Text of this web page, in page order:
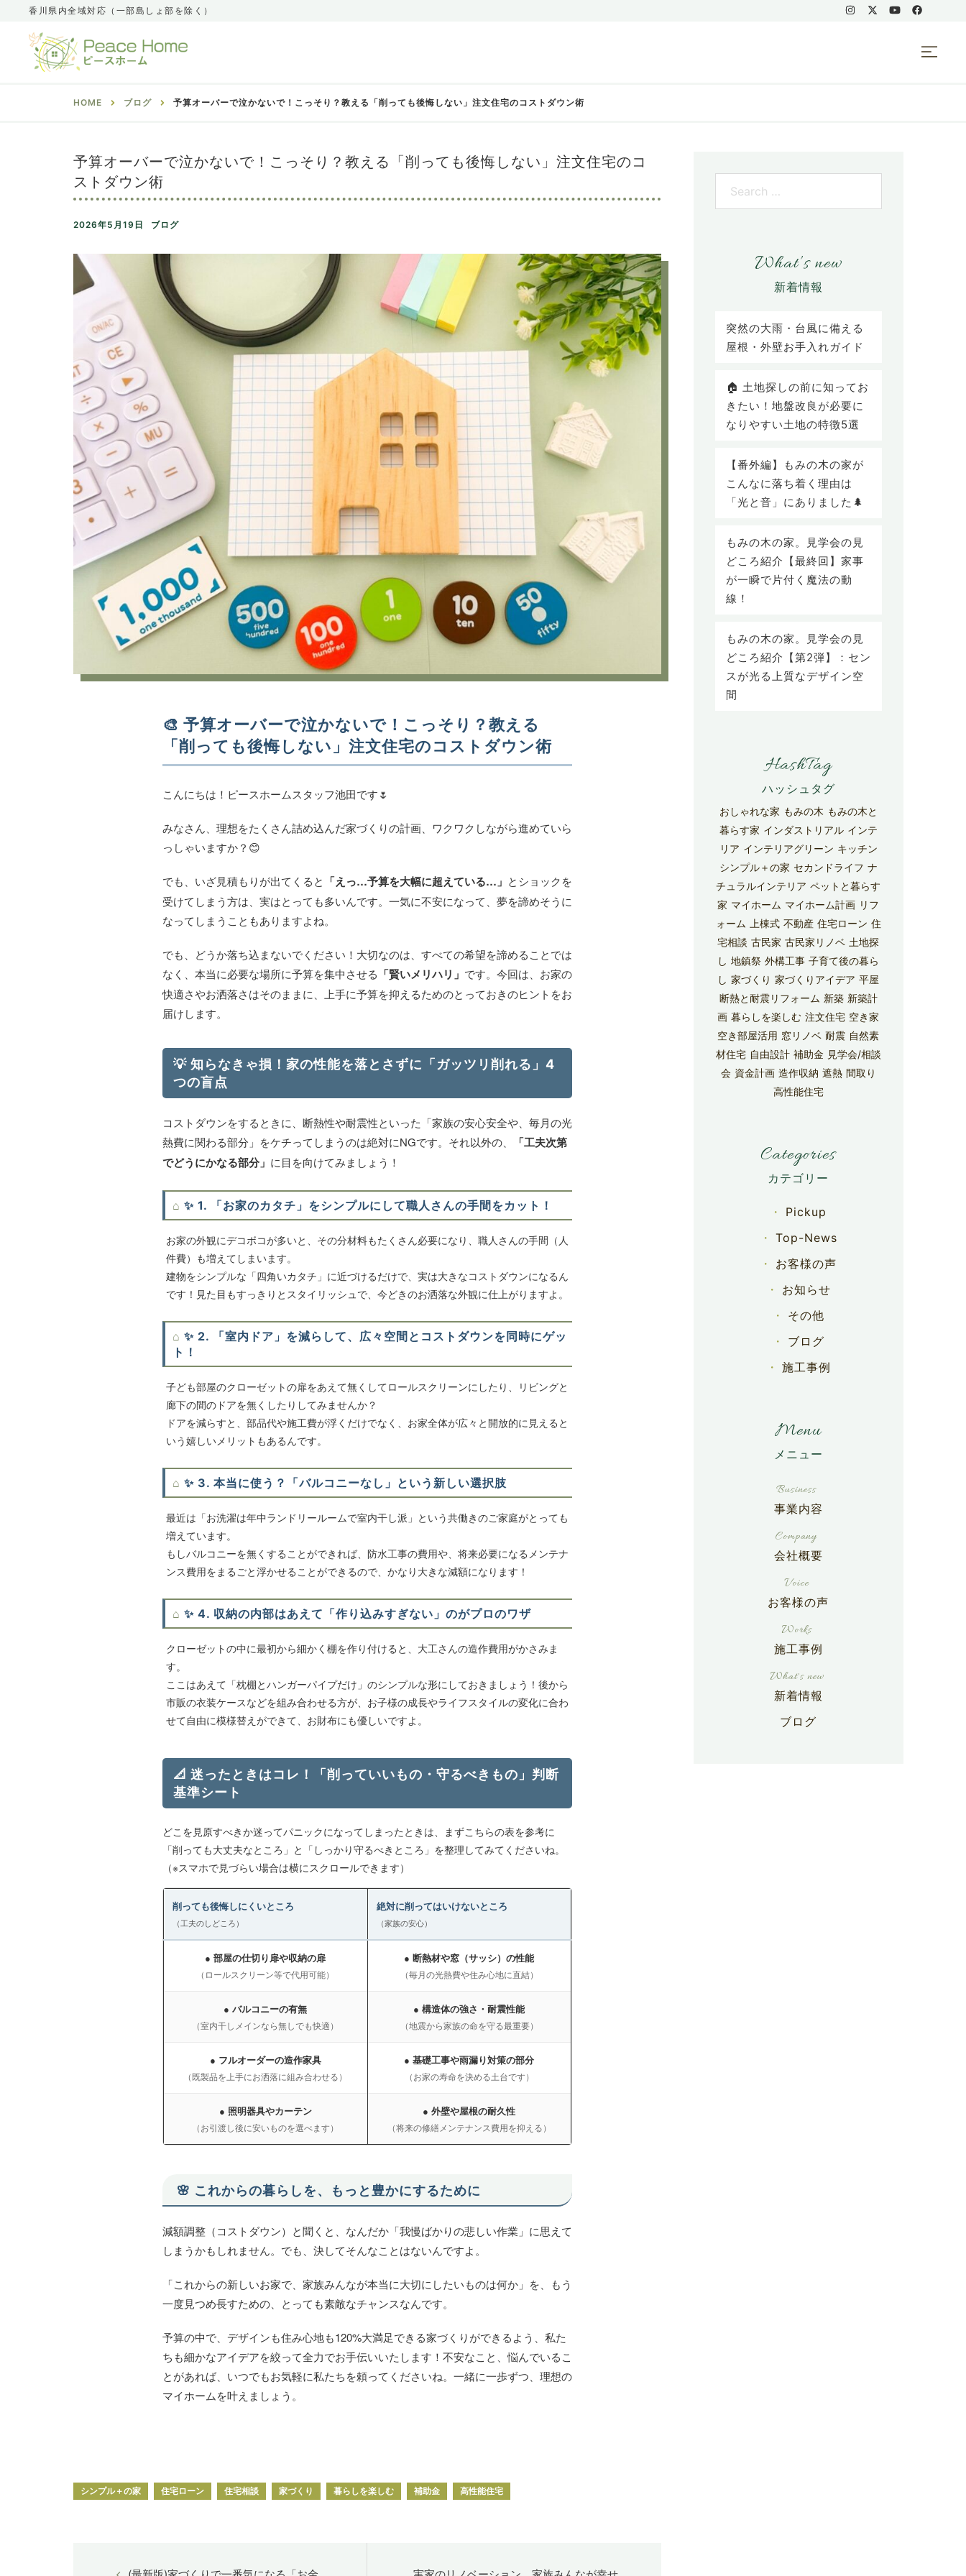
香川県内全域対応（一部島しょ部を除く）
HOME ブログ 予算オーバーで泣かないで！こっそり？教える「削っても後悔しない」注文住宅のコストダウン術
予算オーバーで泣かないで！こっそり？教える「削っても後悔しない」注文住宅のコ
ストダウン術
2026年5月19日 ブログ
🎨 予算オーバーで泣かないで！こっそり？教える
「削っても後悔しない」注文住宅のコストダウン術
こんにちは！ピースホームスタッフ池田です🌷
みなさん、理想をたくさん詰め込んだ家づくりの計画、ワクワクしながら進めていら
っしゃいますか？😊
でも、いざ見積もりが出てくると 「えっ…予算を大幅に超えている…」 とショックを
受けてしまう方は、実はとっても多いんです。一気に不安になって、夢を諦めそうに
なってしまうこともありますよね。
でも、どうか落ち込まないでください！大切なのは、すべての希望を諦めることでは
なく、本当に必要な場所に予算を集中させる 「賢いメリハリ」 です。今回は、お家の
快適さやお洒落さはそのままに、上手に予算を抑えるためのとっておきのヒントをお
届けします。
💡 知らなきゃ損！家の性能を落とさずに「ガッツリ削れる」4
つの盲点
コストダウンをするときに、断熱性や耐震性といった「家族の安心安全や、毎月の光
熱費に関わる部分」をケチってしまうのは絶対にNGです。それ以外の、
「工夫次第
でどうにかなる部分」 に目を向けてみましょう！
✨ 1. 「お家のカタチ」をシンプルにして職人さんの手間をカット！
お家の外観にデコボコが多いと、その分材料もたくさん必要になり、職人さんの手間（人
件費）も増えてしまいます。
建物をシンプルな「四角いカタチ」に近づけるだけで、実は大きなコストダウンになるん
です！見た目もすっきりとスタイリッシュで、今どきのお洒落な外観に仕上がりますよ。
✨ 2. 「室内ドア」を減らして、広々空間とコストダウンを同時にゲッ
ト！
子ども部屋のクローゼットの扉をあえて無くしてロールスクリーンにしたり、リビングと
廊下の間のドアを無くしたりしてみませんか？
ドアを減らすと、部品代や施工費が浮くだけでなく、お家全体が広々と開放的に見えると
いう嬉しいメリットもあるんです。
✨ 3. 本当に使う？「バルコニーなし」という新しい選択肢
最近は「お洗濯は年中ランドリールームで室内干し派」という共働きのご家庭がとっても
増えています。
もしバルコニーを無くすることができれば、防水工事の費用や、将来必要になるメンテナ
ンス費用をまるごと浮かせることができるので、かなり大きな減額になります！
✨ 4. 収納の内部はあえて「作り込みすぎない」のがプロのワザ
クローゼットの中に最初から細かく棚を作り付けると、大工さんの造作費用がかさみま
す。
ここはあえて「枕棚とハンガーパイプだけ」のシンプルな形にしておきましょう！後から
市販の衣装ケースなどを組み合わせる方が、お子様の成長やライフスタイルの変化に合わ
せて自由に模様替えができて、お財布にも優しいですよ。
📐 迷ったときはコレ！「削っていいもの・守るべきもの」判断
基準シート
どこを見原すべきか迷ってパニックになってしまったときは、まずこちらの表を参考に
「削っても大丈夫なところ」と「しっかり守るべきところ」を整理してみてくださいね。
（※スマホで見づらい場合は横にスクロールできます）
削っても後悔しにくいところ
（工夫のしどころ）
絶対に削ってはいけないところ
（家族の安心）
● 部屋の仕切り扉や収納の扉
（ロールスクリーン等で代用可能）
● 断熱材や窓（サッシ）の性能
（毎月の光熱費や住み心地に直結）
● バルコニーの有無
（室内干しメインなら無しでも快適）
● 構造体の強さ・耐震性能
（地震から家族の命を守る最重要）
● フルオーダーの造作家具
（既製品を上手にお洒落に組み合わせる）
● 基礎工事や雨漏り対策の部分
（お家の寿命を決める土台です）
● 照明器具やカーテン
（お引渡し後に安いものを選べます）
● 外壁や屋根の耐久性
（将来の修繕メンテナンス費用を抑える）
🌸 これからの暮らしを、もっと豊かにするために
減額調整（コストダウン）と聞くと、なんだか「我慢ばかりの悲しい作業」に思えて
しまうかもしれません。でも、決してそんなことはないんですよ。
「これからの新しいお家で、家族みんなが本当に大切にしたいものは何か」を、もう
一度見つめ長すための、とっても素敵なチャンスなんです。
予算の中で、デザインも住み心地も120%大満足できる家づくりができるよう、私た
ちも細かなアイデアを絞って全力でお手伝いいたします！不安なこと、悩んでいるこ
とがあれば、いつでもお気軽に私たちを頼ってくださいね。一緒に一歩ずつ、理想の
マイホームを叶えましょう。
シンプル＋の家 住宅ローン 住宅相談 家づくり 暮らしを楽しむ 補助金 高性能住宅
What’s new
突然の大雨・台風に備える
屋根・外壁お手入れガイド
🏠 土地探しの前に知ってお
きたい！地盤改良が必要に
なりやすい土地の特徴5選
【番外編】もみの木の家が
こんなに落ち着く理由は
「光と音」にありました🌲
もみの木の家。見学会の見
どころ紹介【最終回】家事
が一瞬で片付く魔法の動
線！
もみの木の家。見学会の見
どころ紹介【第2弾】：セン
スが光る上質なデザイン空
間
HashTag
おしゃれな家 もみの木 もみの木と
暮らす家 インダストリアル インテ
リア インテリアグリーン キッチン
シンプル＋の家 セカンドライフ ナ
チュラルインテリア ペットと暮らす
家 マイホーム マイホーム計画 リフ
ォーム
上棟式 不動産 住宅ローン 住
宅相談 古民家 古民家リノベ 土地探
し 地鎮祭 外構工事 子育て後の暮ら
し 家づくり 家づくりアイデア 平屋
断熱と耐震リフォーム 新築 新築計
画 暮らしを楽しむ 注文住宅 空き家
空き部屋活用 窓リノベ 耐震 自然素
材住宅 自由設計 補助金 見学会/相談
会 資金計画 造作収納 遮熱 間取り
高性能住宅
Categories
Pickup
Top-News
お客様の声
お知らせ
その他
ブログ
施工事例
Menu
事業内容
会社概要
お客様の声
施工事例
新着情報
ブログ